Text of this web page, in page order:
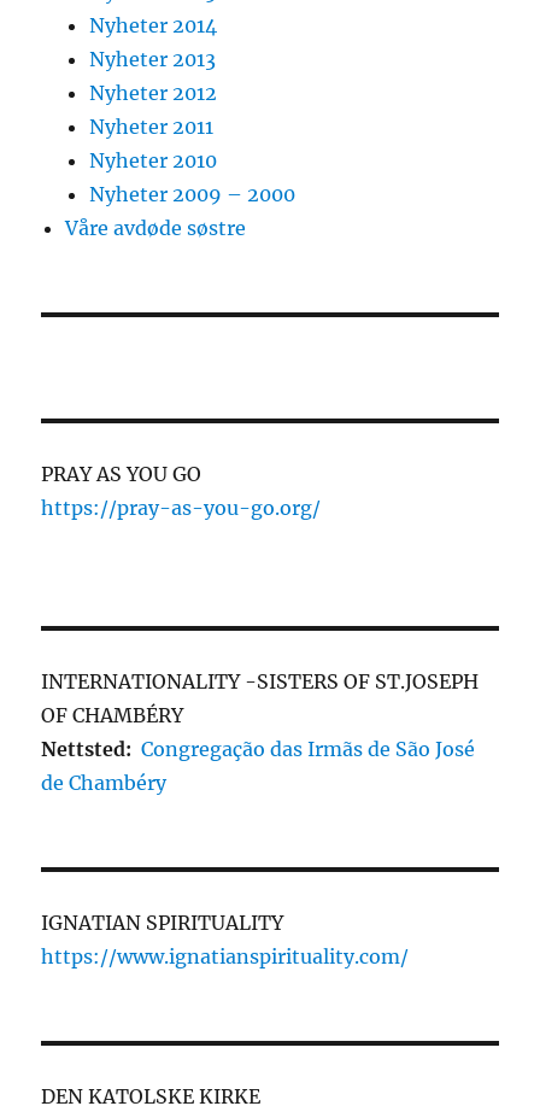
Nyheter 2014
Nyheter 2013
Nyheter 2012
Nyheter 2011
Nyheter 2010
Nyheter 2009 – 2000
Våre avdøde søstre
PRAY AS YOU GO
https://pray-as-you-go.org/
INTERNATIONALITY -SISTERS OF ST.JOSEPH
OF CHAMBÉRY
Nettsted:Congregação das Irmãs de São José
de Chambéry
IGNATIAN SPIRITUALITY
https://www.ignatianspirituality.com/
DEN KATOLSKE KIRKE